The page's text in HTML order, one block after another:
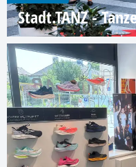
Stadt.TANZ -